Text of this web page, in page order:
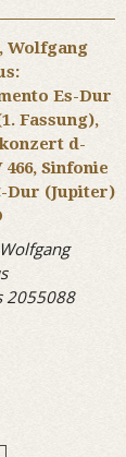
Wolfgang
Es-Dur
Fassung),
d-
Sinfonie
Dur (Jupiter)
2055088